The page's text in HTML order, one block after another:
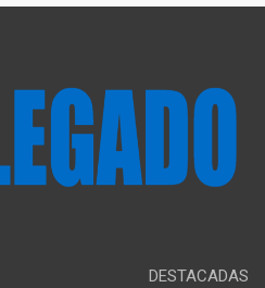
DESTACADAS